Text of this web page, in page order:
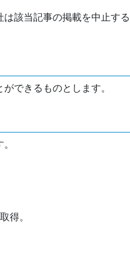
該当記事の掲載を中止する
できるものとします。
得。